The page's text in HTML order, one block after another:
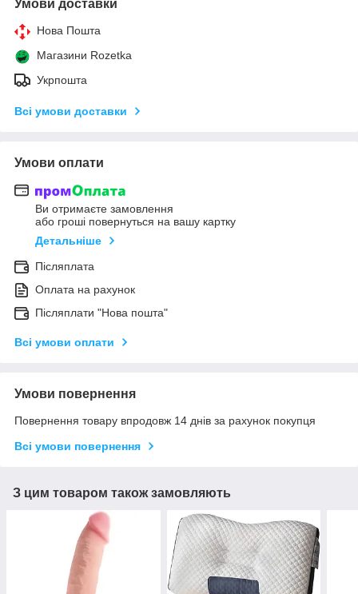
Умови доставки
Нова Пошта
Магазини Rozetka
Укрпошта
Всі умови доставки
Умови оплати
Ви отримаєте замовлення
або гроші повернуться на вашу картку
Детальніше
Післяплата
Оплата на рахунок
Післяплати "Нова пошта"
Всі умови оплати
Умови повернення
Повернення товару впродовж 14 днів за рахунок покупця
Всі умови повернення
З цим товаром також замовляють